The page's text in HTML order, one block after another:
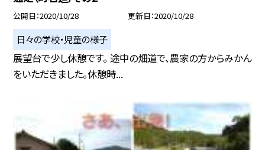
公開日 2020/10/28 更新日 2020/10/28
日々の学校・児童の様子
展望台で少し休憩です。 途中の畑道で、農家の方からみかん
をいただきました。休憩時...